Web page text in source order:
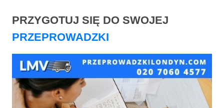
PRZYGOTUJ SIĘ DO SWOJEJ
PRZEPROWADZKI